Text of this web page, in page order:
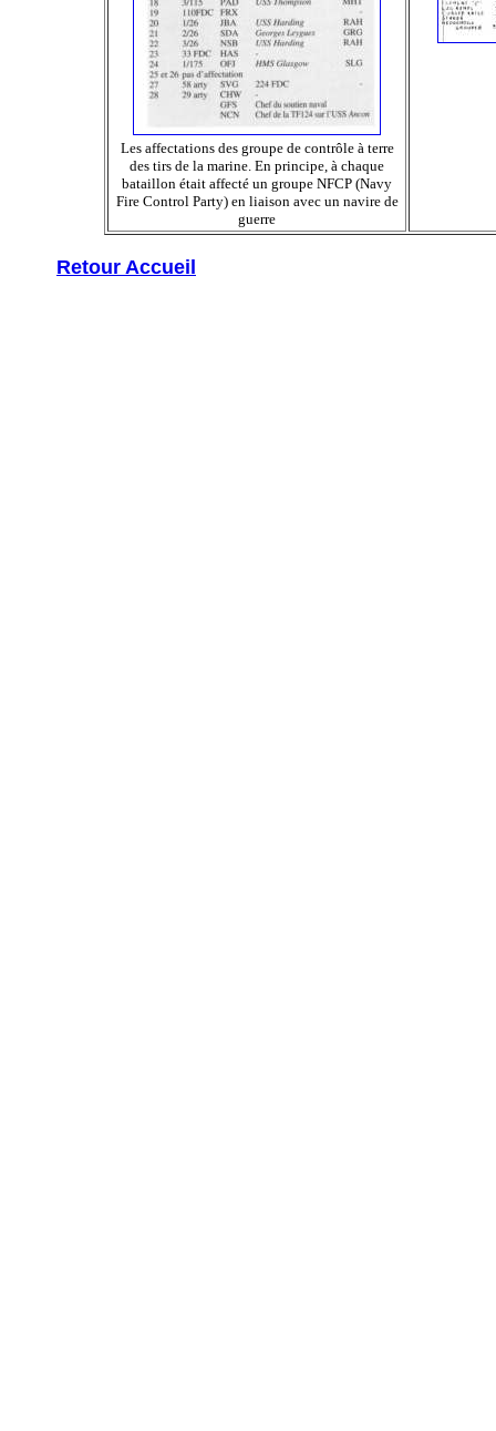
Les affectations des groupe de contrôle à terre
des tirs de la marine. En principe, à chaque
bataillon était affecté un groupe NFCP (Navy
Fire Control Party) en liaison avec un navire de
guerre
Retour Accueil